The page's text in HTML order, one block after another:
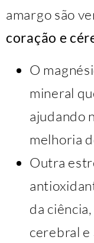
amargo são
coração e
O
mineral
ajudando
melhoria
Outra
da
cerebral e